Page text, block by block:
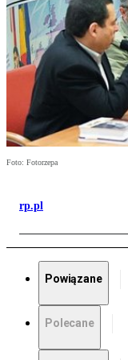
Foto: Fotorzepa
rp.pl
Powiązane
Polecane